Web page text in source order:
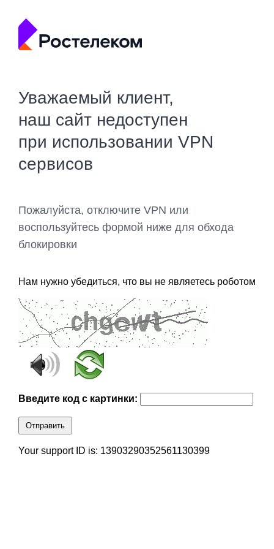
Уважаемый клиент,
наш сайт недоступен
при использовании VPN
сервисов
Пожалуйста, отключите VPN или
воспользуйтесь формой ниже для обхода
блокировки
Нам нужно убедиться, что вы не являетесь роботом
Введите код с картинки:
Отправить
Your support ID is: 13903290352561130399